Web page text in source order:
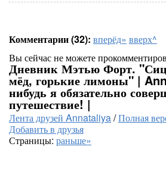
Комментарии (32): вперёд» вверх^
Вы сейчас не можете
Дневник Мэтью Форт.
мёд, горькие лимоны" |
нибудь я обязательно
путешествие! |
Лента друзей Annataliya/Полная
Добавить в друзья
Страницы: раньше»